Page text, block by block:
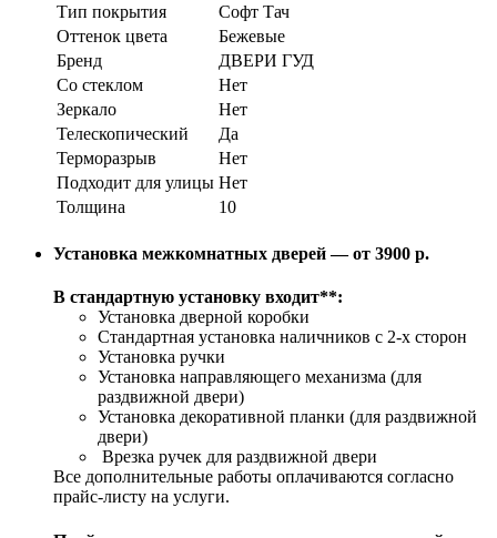
Тип покрытия
Софт Тач
Оттенок цвета
Бежевые
Бренд
ДВЕРИ ГУД
Со стеклом
Нет
Зеркало
Нет
Телескопический
Да
Терморазрыв
Нет
Подходит для улицы Нет
Толщина
10
Установка межкомнатных дверей — от 3900 р.
В стандартную установку входит**:
Установка дверной коробки
Стандартная установка наличников с 2-х сторон
Установка ручки
Установка направляющего механизма (для
раздвижной двери)
Установка декоративной планки (для раздвижной
двери)
Врезка ручек для раздвижной двери
Все дополнительные работы оплачиваются согласно
прайс-листу на услуги.